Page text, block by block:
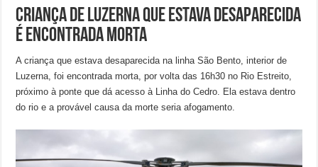
Criança de Luzerna que estava desaparecida
é encontrada morta
A criança que estava desaparecida na linha São Bento, interior de
Luzerna, foi encontrada morta, por volta das 16h30 no Rio Estreito,
próximo à ponte que dá acesso à Linha do Cedro. Ela estava dentro
do rio e a provável causa da morte seria afogamento.